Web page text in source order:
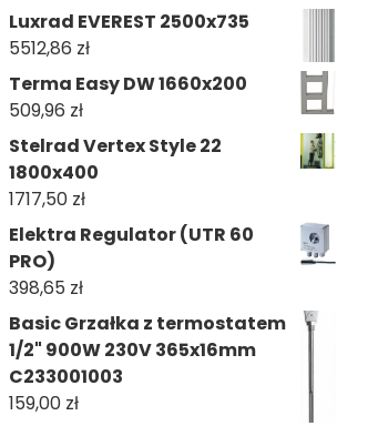
Luxrad EVEREST 2500x735
5512,86 zł
Terma Easy DW 1660x200
509,96 zł
Stelrad Vertex Style 22
1800x400
1717,50 zł
Elektra Regulator (UTR 60
PRO)
398,65 zł
Basic Grzałka z termostatem
1/2" 900W 230V 365x16mm
C233001003
159,00 zł